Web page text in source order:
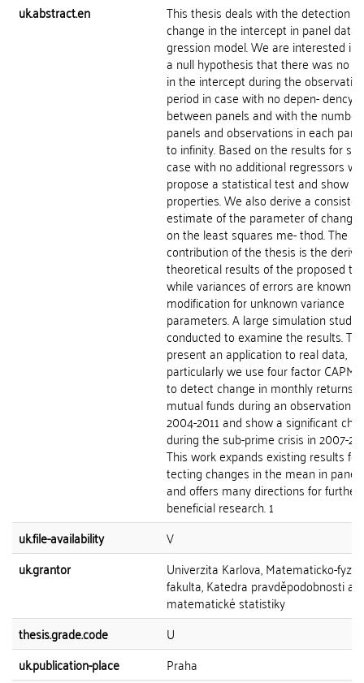
uk.abstract.en
This thesis deals with the detection of
change in the intercept in panel data
gression model. We are interested in
a null hypothesis that there was no
in the intercept during the
period in case with no depen- dency
between panels and with the
panels and observations in each
to infinity. Based on the results for
case with no additional regressors we
propose a statistical test and show its
properties. We also derive a
estimate of the parameter of change
on the least squares me- thod. The
contribution of the thesis is the
theoretical results of the proposed
while variances of errors are known
modification for unknown variance
parameters. A large simulation study
conducted to examine the results.
present an application to real data,
particularly we use four factor CAPM
to detect change in monthly returns
mutual funds during an observation
2004-2011 and show a significant
during the sub-prime crisis in 2007-
This work expands existing results
tecting changes in the mean in panel
and offers many directions for further
beneficial research. 1
uk.file-availability
V
uk.grantor
Univerzita Karlova, Matematicko-
fakulta, Katedra pravděpodobnosti a
matematické statistiky
thesis.grade.code
U
uk.publication-place
Praha